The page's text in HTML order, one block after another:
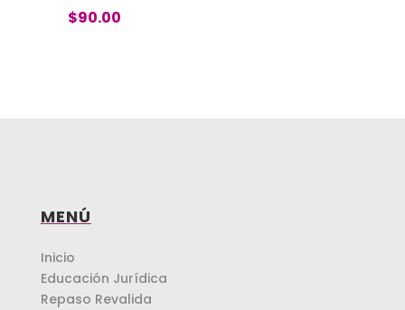
$90.00
MENÚ
Inicio
Educación Jurídica
Repaso Revalida